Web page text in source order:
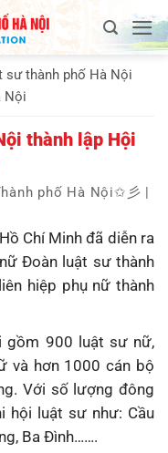
sư thành phố Hà Nội
Nội
thành lập Hội
phố Hà Nội✩彡 |
Chí Minh đã diễn ra
Đoàn luật sư thành
hiệp phụ nữ thành
gồm 900 luật sư nữ,
và hơn 1000 cán bộ
Với số lượng đông
hội luật sư như: Cầu
Ba Đình…….